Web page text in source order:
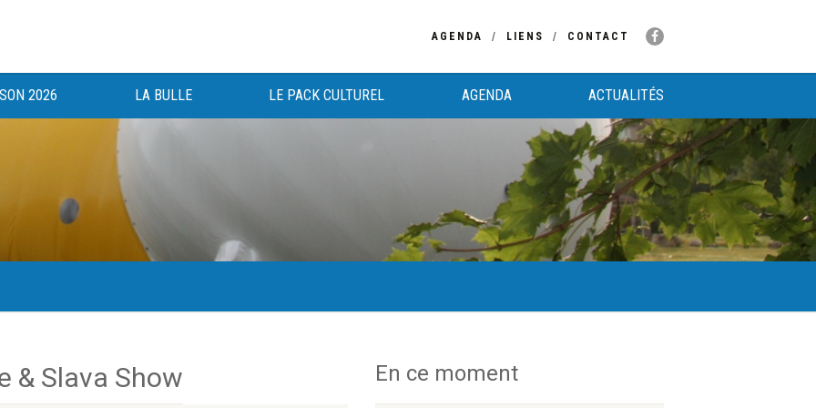
AGENDA LIENS CONTACT
2026 LA BULLE LE PACK CULTUREL AGENDA ACTUALITÉS
au bénéfice des haut-saônois depuis 1983.
& Slava Show En ce moment